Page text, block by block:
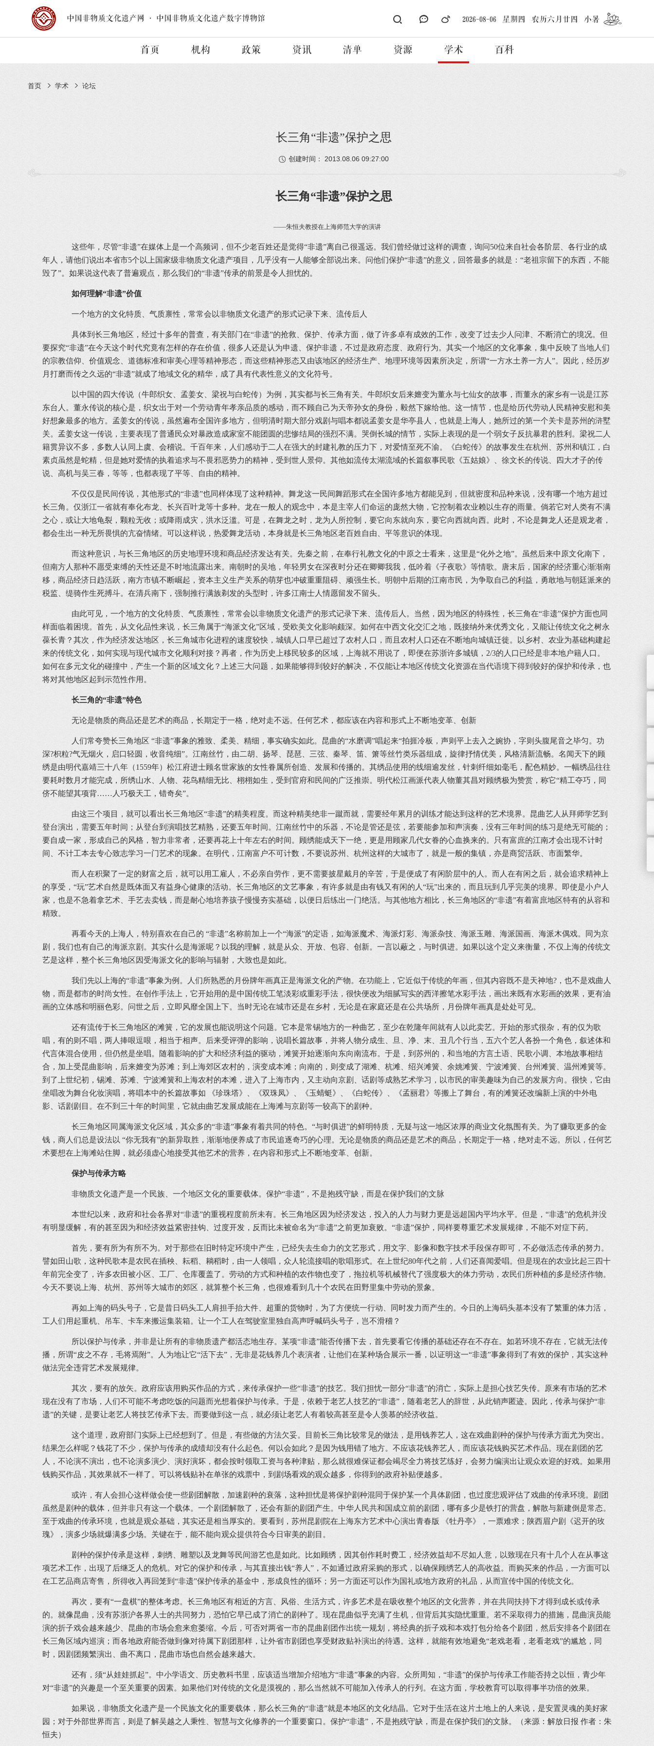
中国非物质文化遗产网 · 中国非物质文化遗产数字博物馆 2026-08-06 星期四 农历六月廿四 小暑
首页 机构 政策 资讯 清单 资源 学术 百科
首页 学术 论坛
长三角“非遗”保护之思
创建时间： 2013.08.06 09:27:00
长三角“非遗”保护之思
——朱恒夫教授在上海师范大学的演讲
这些年，尽管“非遗”在媒体上是一个高频词，但不少老百姓还是觉得“非遗”离自己很遥远。我们曾经做过这样的调查，询问50位来自社会各阶层、各行业的成
年人，请他们说出本省市5个以上国家级非物质文化遗产项目，几乎没有一人能够全部说出来。问他们保护“非遗”的意义，回答最多的就是：“老祖宗留下的东西，不能
毁了”。如果说这代表了普遍观点，那么我们的“非遗”传承的前景是令人担忧的。
如何理解“非遗”价值
一个地方的文化特质、气质禀性，常常会以非物质文化遗产的形式记录下来、流传后人
具体到长三角地区，经过十多年的普查，有关部门在“非遗”的抢救、保护、传承方面，做了许多卓有成效的工作，改变了过去少人问津、不断消亡的境况。但
要探究“非遗”在今天这个时代究竟有怎样的存在价值，很多人还是认为申遗、保护非遗，不过是政府态度、政府行为。其实一个地区的文化事象，集中反映了当地人们
的宗教信仰、价值观念、道德标准和审美心理等精神形态，而这些精神形态又由该地区的经济生产、地理环境等因素所决定，所谓“一方水土养一方人”。因此，经历岁
月打磨而传之久远的“非遗”就成了地域文化的精华，成了具有代表性意义的文化符号。
以中国的四大传说（牛郎织女、孟姜女、梁祝与白蛇传）为例，其实都与长三角有关。牛郎织女后来嬗变为董永与七仙女的故事，而董永的家乡有一说是江苏
东台人。董永传说的核心是，织女出于对一个劳动青年孝亲品质的感动，而不顾自己为天帝孙女的身份，毅然下嫁给他。这一情节，也是给历代劳动人民精神安慰和美
好想象最多的地方。孟姜女的传说，虽然遍布全国许多地方，但明清时期大部分戏剧与唱本都说孟姜女是华亭县人，也就是上海人，她所过的第一个关卡是苏州的浒墅
关。孟姜女这一传说，主要表现了普通民众对暴政造成家室不能团圆的悲惨结局的强烈不满。哭倒长城的情节，实际上表现的是一个弱女子反抗暴君的胜利。梁祝二人
籍贯异议不多，多数人认同上虞、会稽说。千百年来，人们感动于二人在强大的封建礼教的压力下，对爱情至死不渝。《白蛇传》的故事发生在杭州、苏州和镇江，白
素贞虽然是蛇精，但是她对爱情的执着追求与不畏邪恶势力的精神，受到世人景仰。其他如流传太湖流域的长篇叙事民歌《五姑娘》、徐文长的传说、四大才子的传
说、高机与吴三春，等等，也都表现了平等、自由的精神。
不仅仅是民间传说，其他形式的“非遗”也同样体现了这种精神。舞龙这一民间舞蹈形式在全国许多地方都能见到，但就密度和品种来说，没有哪一个地方超过
长三角。仅浙江一省就有奉化布龙、长兴百叶龙等十多种。龙在一般人的观念中，本是主宰人们命运的庞然大物，它控制着农业赖以生存的雨量。倘若它对人类有不满
之心，或让大地龟裂，颗粒无收；或降雨成灾，洪水泛滥。可是，在舞龙之时，龙为人所控制，要它向东就向东，要它向西就向西。此时，不论是舞龙人还是观龙者，
都会生出一种无所畏惧的亢奋情绪。可以这样说，热爱舞龙活动，本身就是长三角地区老百姓自由、平等意识的体现。
而这种意识，与长三角地区的历史地理环境和商品经济发达有关。先秦之前，在奉行礼教文化的中原之士看来，这里是“化外之地”。虽然后来中原文化南下，
但南方人那种不愿受束缚的天性还是不时地流露出来。南朝时的吴地，年轻男女在深夜时分还在卿卿我我，低吟着《子夜歌》等情歌。唐末后，国家的经济重心渐渐南
移，商品经济日趋活跃，南方市镇不断崛起，资本主义生产关系的萌芽也冲破重重阻碍、顽强生长。明朝中后期的江南市民，为争取自己的利益，勇敢地与朝廷派来的
税监、缇骑作生死搏斗。在清兵南下，强制推行满族剃发的头型时，许多江南士人情愿留发不留头。
由此可见，一个地方的文化特质、气质禀性，常常会以非物质文化遗产的形式记录下来、流传后人。当然，因为地区的特殊性，长三角在“非遗”保护方面也同
样面临着困境。首先，从文化品性来说，长三角属于“海派文化”区域，受欧美文化影响颇深。如何在中西文化交汇之地，既接纳外来优秀文化，又能让传统文化之树永
葆长青？其次，作为经济发达地区，长三角城市化进程的速度较快，城镇人口早已超过了农村人口，而且农村人口还在不断地向城镇迁徙。以乡村、农业为基础构建起
来的传统文化，如何实现与现代城市文化顺利对接？再者，作为历史上移民较多的区域，上海就不用说了，即便在苏浙许多城镇，2/3的人口已经是非本地户籍人口。
如何在多元文化的碰撞中，产生一个新的区域文化？上述三大问题，如果能够得到较好的解决，不仅能让本地区传统文化资源在当代语境下得到较好的保护和传承，也
将对其他地区起到示范性作用。
长三角的“非遗”特色
无论是物质的商品还是艺术的商品，长期定于一格，绝对走不远。任何艺术，都应该在内容和形式上不断地变革、创新
人们常夸赞长三角地区 “非遗”事象的雅致、柔美、精细，事实确实如此。昆曲的“水磨调”唱起来“拍捱冷板，声则平上去入之婉协，字则头腹尾音之毕匀。功
深?枳粒?气无烟火，启口轻圆，收音纯细”。江南丝竹，由二胡、扬琴、琵琶、三弦、秦琴、笛、箫等丝竹类乐器组成，旋律抒情优美，风格清新流畅。名闻天下的顾
绣是由明代嘉靖三十八年（1559年）松江府进士顾名世家族的女性眷属所创造、发展和传播的。其绣品使用的线细逾发丝，针刺纤细如毫毛，配色精妙。一幅绣品往往
要耗时数月才能完成，所绣山水、人物、花鸟精细无比、栩栩如生，受到官府和民间的广泛推崇。明代松江画派代表人物董其昌对顾绣极为赞赏，称它“精工夺巧，同
侪不能望其项背……人巧极天工，错奇矣”。
由这三个项目，就可以看出长三角地区“非遗”的精美程度。而这种精美绝非一蹴而就，需要经年累月的训练才能达到这样的艺术境界。昆曲艺人从拜师学艺到
登台演出，需要五年时间；从登台到演唱技艺精熟，还要五年时间。江南丝竹中的乐器，不论是管还是弦，若要能参加和声演奏，没有三年时间的练习是绝无可能的；
要自成一家，形成自己的风格，智力非常者，还要再花上十年左右的时间。顾绣能成天下一绝，更是用顾家几代女眷的心血换来的。只有富庶的江南才会出现不计时
间、不计工本去专心致志学习一门艺术的现象。在明代，江南富户不可计数，不要说苏州、杭州这样的大城市了，就是一般的集镇，亦是商贸活跃、市面繁华。
而人在积聚了一定的财富之后，就可以用工雇人，不必亲自劳作，更不需要披星戴月的辛苦，于是便成了有闲阶层中的人。而人在有闲之后，就会追求精神上
的享受，“玩”艺术自然是既体面又有益身心健康的活动。长三角地区的文艺事象，有许多就是由有钱又有闲的人“玩”出来的，而且玩到几乎完美的境界。即使是小户人
家，也是不急着拿艺术、手艺去卖钱，而是耐心地培养孩子慢慢夯实基础，以便日后练出一门绝活。与其他地方相比，长三角地区的“非遗”有着富庶地区特有的从容和
精致。
再看今天的上海人，特别喜欢在自己的 “非遗”名称前加上一个“海派”的定语，如海派魔术、海派灯彩、海派杂技、海派玉雕、海派国画、海派木偶戏。同为京
剧，我们也有自己的海派京剧。其实什么是海派呢？以我的理解，就是从众、开放、包容、创新。一言以蔽之，与时俱进。如果以这个定义来衡量，不仅上海的传统文
艺是这样，整个长三角地区因受海派文化的影响与辐射，大致也是如此。
我们先以上海的“非遗”事象为例。人们所熟悉的月份牌年画真正是海派文化的产物。在功能上，它近似于传统的年画，但其内容既不是天神地?，也不是戏曲人
物，而是都市的时尚女性。在创作手法上，它开始用的是中国传统工笔淡彩或重彩手法，很快便改为细腻写实的西洋擦笔水彩手法，画出来既有水彩画的效果，更有油
画的立体感和明丽色彩。问世之后，立即风靡全国上下。当时无论在城市还是在乡村，无论是在家庭还是在公共场所，月份牌年画真是处处可见。
还有流传于长三角地区的滩簧，它的发展也能说明这个问题。它本是常锡地方的一种曲艺，至少在乾隆年间就有人以此卖艺。开始的形式很杂，有的仅为歌
唱，有的则不唱，两人捧哏逗哏，相当于相声。后来受评弹的影响，说唱长篇故事，并将人物分成生、旦、净、末、丑几个行当，五六个艺人各扮一个角色，叙述体和
代言体混合使用，但仍然是坐唱。随着影响的扩大和经济利益的驱动，滩簧开始逐渐向东向南流布。于是，到苏州的，和当地的方言土语、民歌小调、本地故事相结
合，加上受昆曲影响，后来嬗变为苏滩；到上海郊区农村的，演变成本滩；向南的，则变成了湖滩、杭滩、绍兴滩簧、余姚滩簧、宁波滩簧、台州滩簧、温州滩簧等。
到了上世纪初，锡滩、苏滩、宁波滩簧和上海农村的本滩，进入了上海市内，又主动向京剧、话剧等成熟艺术学习，以市民的审美趣味为自己的发展方向。很快，它由
坐唱改为舞台化妆演唱，将唱本中的长篇故事如 《珍珠塔》、《双珠凤》、《玉蜻蜓》、《白蛇传》、《孟丽君》等搬上了舞台，有的滩簧还改编新上演的中外电
影、话剧剧目。在不到三十年的时间里，它就由曲艺发展成能在上海滩与京剧等一较高下的剧种。
长三角地区同属海派文化区域，其众多的“非遗”事象有着共同的特色。“与时俱进”的鲜明特质，无疑与这一地区浓厚的商业文化氛围有关。为了赚取更多的金
钱，商人们总是设法以 “你无我有”的新异取胜，渐渐地便养成了市民追逐奇巧的心理。无论是物质的商品还是艺术的商品，长期定于一格，绝对走不远。所以，任何艺
术要想在上海滩站住脚，就必须虚心地接受其他艺术的营养，在内容和形式上不断地变革、创新。
保护与传承方略
非物质文化遗产是一个民族、一个地区文化的重要载体。保护“非遗”，不是抱残守缺，而是在保护我们的文脉
本世纪以来，政府和社会各界对“非遗”的重视程度前所未有。长三角地区因为经济发达，投入的人力与财力更是远超国内平均水平。但是，“非遗”的危机并没
有明显缓解，有的甚至因为和经济效益紧密挂钩、过度开发，反而比未被命名为“非遗”之前更加衰败。“非遗”保护，同样要尊重艺术发展规律，不能不对症下药。
首先，要有所为有所不为。对于那些在旧时特定环境中产生，已经失去生命力的文艺形式，用文字、影像和数字技术手段保存即可，不必做活态传承的努力。
譬如田山歌，这种民歌本是农民在插秧、耘稻、耥稻时，由一人领唱，众人轮流接唱的歌唱形式。在上世纪80年代之前，人们还喜闻爱唱。但是现在的农业比起三四十
年前完全变了，许多农田被小区、工厂、仓库覆盖了。劳动的方式和种植的农作物也变了，拖拉机等机械替代了强度极大的体力劳动，农民们所种植的多是经济作物。
今天不要说上海、杭州、苏州等大城市的郊区，就算整个长三角，也很难看到几十个农民在田野里集中劳动的景象。
再如上海的码头号子，它是昔日码头工人肩担手抬大件、超重的货物时，为了方便统一行动、同时发力而产生的。今日的上海码头基本没有了繁重的体力活，
工人们用起重机、吊车、卡车来搬运集装箱。让一个工人在驾驶室里独自高声呼喊码头号子，岂不滑稽？
所以保护与传承，并非是让所有的非物质遗产都活态地生存。某项“非遗”能否传播下去，首先要看它传播的基础还存在不存在。如若环境不存在，它就无法传
播，所谓“皮之不存，毛将焉附”。人为地让它“活下去”，无非是花钱养几个表演者，让他们在某种场合展示一番，以证明这一“非遗”事象得到了有效的保护，其实这种
做法完全违背艺术发展规律。
其次，要有的放矢。政府应该用购买作品的方式，来传承保护一些“非遗”的技艺。我们担忧一部分“非遗”的消亡，实际上是担心技艺失传。原来有市场的艺术
现在没有了市场，人们不可能不考虑吃饭的问题而光想着保护与传承。于是，依赖于老艺人技艺的“非遗”，随着老艺人的辞世，从此销声匿迹。因此，传承与保护“非
遗”的关键，是要让老艺人将技艺传承下去。而要做到这一点，就必须让老艺人有着较高甚至是令人羡慕的经济收益。
这个道理，政府部门实际上已经想到了。但是，有些做的方法欠妥。目前长三角比较常见的做法，是用钱养艺人，这在戏曲剧种的保护与传承方面尤为突出。
结果怎么样呢？钱花了不少，保护与传承的成绩却没有什么起色。何以会如此？是因为钱用错了地方。不应该花钱养艺人，而应该花钱购买艺术作品。现在剧团的艺
人，不论演不演出，也不论演多演少、演好演坏，都会按时领取工资与各种津贴，那么就很难保证都会竭尽全力将技艺练好，会努力编演出让观众欢迎的好戏。如果用
钱购买作品，其效果就不一样了。可以将钱贴补在单张的戏票中，到剧场看戏的观众越多，你得到的政府补贴便越多。
或许，有人会担心这样做会使一些剧团解散，加速剧种的衰落，这种担忧是将保护剧种混同于保护某一个具体剧团，也过度悲观评估了戏曲的传承环境。剧团
虽然是剧种的载体，但并非只有这一个载体。一个剧团解散了，还会有新的剧团产生。中华人民共和国成立前的剧团，哪有多少是铁打的营盘，解散与新建倒是常态。
至于戏曲的传承环境，也就是观众基础，其实还是相当厚实的。要看到，苏州昆剧院在上海东方艺术中心演出青春版 《牡丹亭》，一票难求；陕西眉户剧《迟开的玫
瑰》，演多少场就爆满多少场。关键在于，能不能向观众提供符合今日审美的剧目。
剧种的保护传承是这样，刺绣、雕塑以及龙舞等民间游艺也是如此。比如顾绣，因其创作耗时费工，经济效益却不尽如人意，以致现在只有十几个人在从事这
项艺术工作，出现了后继乏人的危机。对它的保护和传承，与其直接出钱“养人”，不如通过政府采购的形式，以确保顾绣艺人的高收益。而购买来的作品，一方面可以
在工艺品商店寄售，所得收入再回笼到“非遗”保护传承的基金中，形成良性的循环；另一方面还可以作为国礼或地方政府的礼品，从而宣传中国的传统文化。
再次，要有“一盘棋”的整体考虑。长三角地区有相近的方言、风俗、生活方式，许多艺术是在吸收整个地区的文化营养，并在共同扶持下才得到成长或传承
的。就像昆曲，没有苏浙沪各界人士的共同努力，恐怕它早已成了消亡的剧种了。现在昆曲似乎充满了生机，但背后其实隐忧重重。若不采取得力的措施，昆曲演员能
演的折子戏会越来越少、昆曲的市场会愈来愈萎缩。今后，可否对两省一市的昆曲剧团作出统一规划，将经典的折子戏和本戏打包分给各个剧团，然后安排各个剧团在
长三角区域内巡演；而各地政府能否做到像对待属下剧团那样，让外省市剧团也享受财政贴补演出的待遇。这样，就能有效地避免“老戏老看，老看老戏”的尴尬，同
时，因剧团频繁演出、曲不离口，昆曲市场也自然会越来越大。
还有，须“从娃娃抓起”。中小学语文、历史教科书里，应该适当增加介绍地方“非遗”事象的内容。众所周知，“非遗”的保护与传承工作能否持之以恒，青少年
对“非遗”的兴趣是一个至关重要的因素。如果他们对传统的文化是漠视的，那么当然就不可能加入传承人的行列。在这方面，学校教育可以取得事半功倍的效果。
如果说，非物质文化遗产是一个民族文化的重要载体，那么长三角的“非遗”就是本地区的文化结晶。它对于生活在这片土地上的人来说，是安置灵魂的美好家
园；对于外部世界而言，则是了解吴越之人秉性、智慧与文化修养的一个重要窗口。保护“非遗”，不是抱残守缺，而是在保护我们的文脉。（来源：解放日报 作者：朱
恒夫）